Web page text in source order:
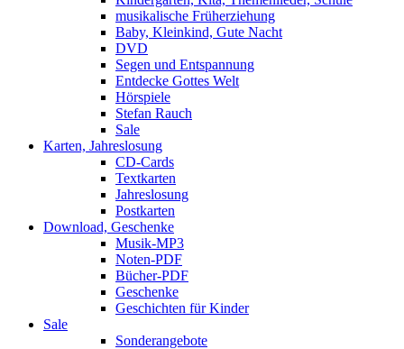
musikalische Früherziehung
Baby, Kleinkind, Gute Nacht
DVD
Segen und Entspannung
Entdecke Gottes Welt
Hörspiele
Stefan Rauch
Sale
Karten, Jahreslosung
CD-Cards
Textkarten
Jahreslosung
Postkarten
Download, Geschenke
Musik-MP3
Noten-PDF
Bücher-PDF
Geschenke
Geschichten für Kinder
Sale
Sonderangebote